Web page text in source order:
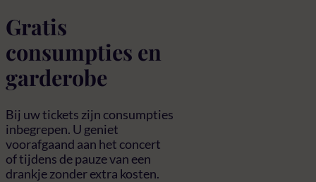
Gratis
consumpties en
garderobe
Bij uw tickets zijn consumpties
inbegrepen. U geniet
voorafgaand aan het concert
of tijdens de pauze van een
drankje zonder extra kosten.